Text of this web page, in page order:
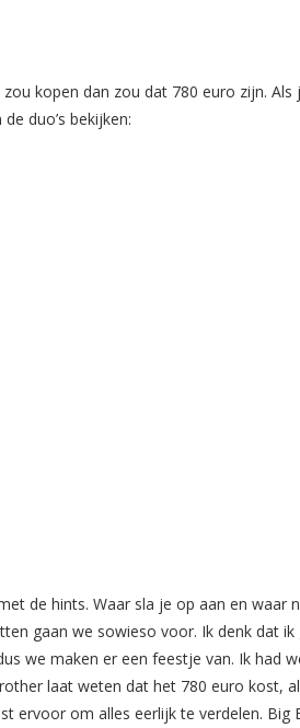
kopen dan zou dat 780 euro zijn. Als
duo’s bekijken:
de hints. Waar sla je op aan en waar
gaan we sowieso voor. Ik denk dat
we maken er een feestje van. Ik had
laat weten dat het 780 euro kost,
ervoor om alles eerlijk te verdelen.